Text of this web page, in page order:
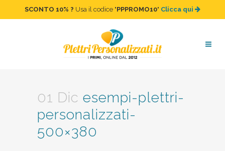
SCONTO 10% ? Usa il codice "PPPROMO10" Clicca qui
esempi-plettri-
personalizzati-500×380
01 Dic esempi-plettri-
personalizzati-
500×380